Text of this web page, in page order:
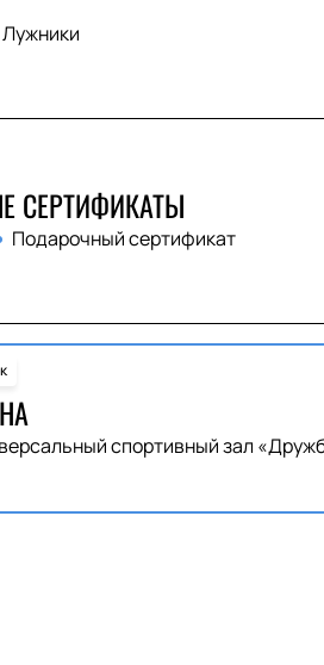
СЕРТИФИКАТЫ
Подарочный сертификат
спортивный зал